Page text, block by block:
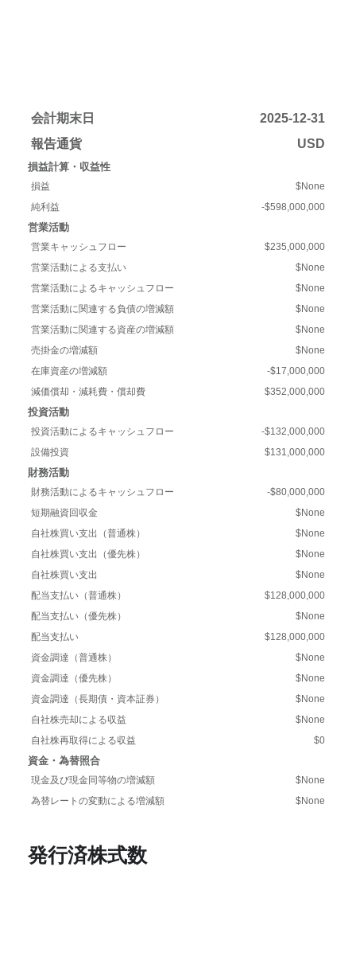
会計期末日
2025-12-31
報告通貨
USD
損益計算・収益性
損益
$None
純利益
-$598,000,000
営業活動
営業キャッシュフロー
$235,000,000
営業活動による支払い
$None
営業活動によるキャッシュフロー
$None
営業活動に関連する負債の増減額
$None
営業活動に関連する資産の増減額
$None
売掛金の増減額
$None
在庫資産の増減額
-$17,000,000
減価償却・減耗費・償却費
$352,000,000
投資活動
投資活動によるキャッシュフロー
-$132,000,000
設備投資
$131,000,000
財務活動
財務活動によるキャッシュフロー
-$80,000,000
短期融資回収金
$None
自社株買い支出（普通株）
$None
自社株買い支出（優先株）
$None
自社株買い支出
$None
配当支払い（普通株）
$128,000,000
配当支払い（優先株）
$None
配当支払い
$128,000,000
資金調達（普通株）
$None
資金調達（優先株）
$None
資金調達（長期債・資本証券）
$None
自社株売却による収益
$None
自社株再取得による収益
$0
資金・為替照合
現金及び現金同等物の増減額
$None
為替レートの変動による増減額
$None
発行済株式数